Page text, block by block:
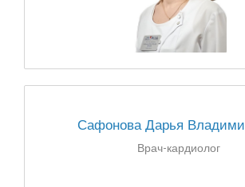
Сафонова Дарья
Врач-кардиолог